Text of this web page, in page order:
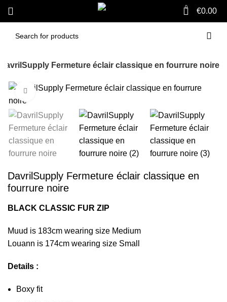
0 €0.00
DavrilSupply Fermeture éclair classique en fourrure noire
Click to enlarge
DavrilSupply Fermeture éclair classique en
fourrure noire
BLACK CLASSIC FUR ZIP
Muud is 183cm wearing size Medium
Louann is 174cm wearing size Small
Details :
Boxy fit